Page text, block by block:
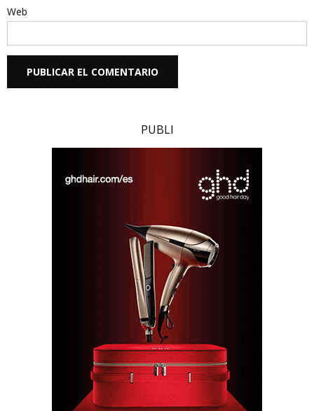
Web
PUBLI